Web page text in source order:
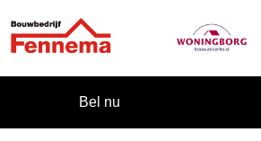
Bel nu